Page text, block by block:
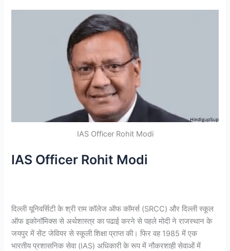
IAS Officer Rohit Modi
IAS Officer Rohit Modi
दिल्ली यूनिवर्सिटी के श्री राम कॉलेज ऑफ कॉमर्स (SRCC) और दिल्ली स्कूल
ऑफ इकोनॉमिक्स से अर्थशास्त्र का पढाई करने से पहले मोदी ने राजस्थान के
जयपुर में सेंट जेवियर से स्कूली शिक्षा प्राप्त की। फिर वह 1985 में एक
भारतीय प्रशासनिक सेवा (IAS) अधिकारी के रूप में नौकरशाही सेवाओं में